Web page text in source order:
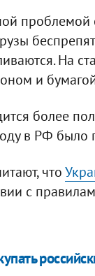
проблемой
На
и
более
в РФ
что
с